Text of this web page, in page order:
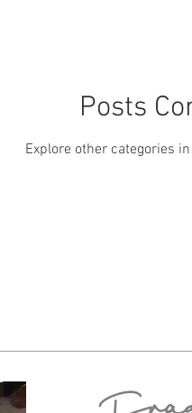
Posts
Explore other categories